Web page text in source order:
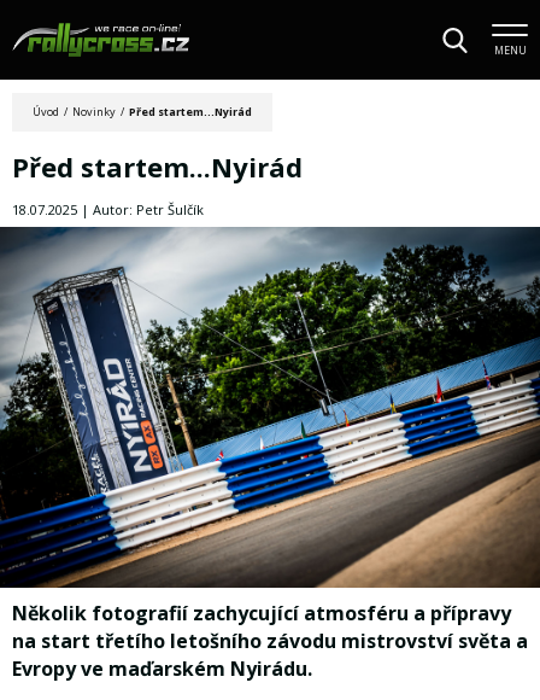
MENU
Úvod / Novinky / Před startem...Nyirád
Před startem...Nyirád
18.07.2025 | Autor: Petr Šulčík
Několik fotografií zachycující atmosféru a přípravy
na start třetího letošního závodu mistrovství světa a
Evropy ve maďarském Nyirádu.